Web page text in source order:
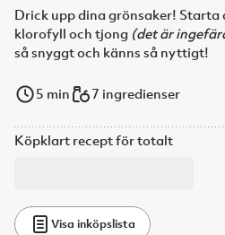
Drick upp dina grönsaker! Starta
klorofyll och tjong (det är
så snyggt och känns så nyttigt!
5 min 7 ingredienser
Köpklart recept för totalt
Visa inköpslista